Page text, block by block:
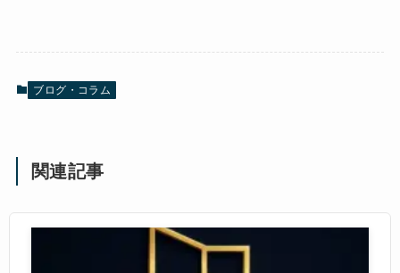
ブログ・コラム
関連記事